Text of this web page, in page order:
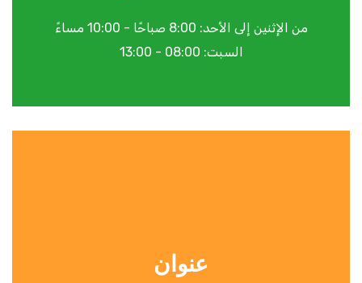
من الإثنين إلى الأحد: 8:00 صباحًا - 10:00 مساءً
السبت: 08:00 - 13:00
عنوان